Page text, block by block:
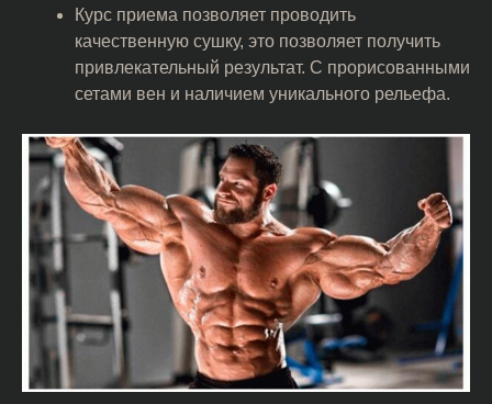
Курс приема позволяет проводить
качественную сушку, это позволяет получить
привлекательный результат. С прорисованными
сетами вен и наличием уникального рельефа.